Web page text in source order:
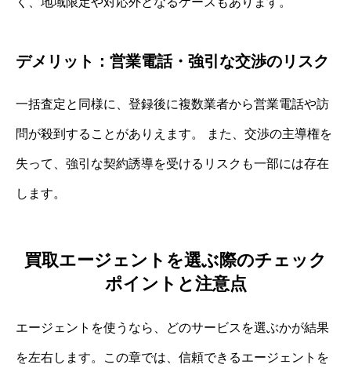
デメリット：営業電話・強引な交渉のリスク
一括査定と同様に、登録後に複数業者から営業電話や訪
問が殺到することがありえます。 また、交渉の主導権を
失って、強引な契約誘導を受けるリスクも一部には存在
します。
買取エージェントを選ぶ際のチェック
ポイントと注意点
エージェントを使うなら、どのサービスを選ぶかが結果
を左右します。この章では、信頼できるエージェントを